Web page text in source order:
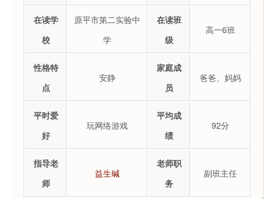
在读学
校
原平市第二实验中
学
在读班
级
高一6班
性格特
点
安静
家庭成
员
爸爸、妈妈
平时爱
好
玩网络游戏
平均成
绩
92分
指导老
师
益生碱
老师职
务
副班主任